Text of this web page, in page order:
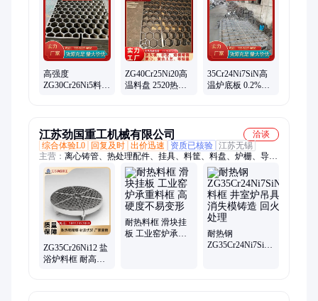
高强度
ZG30Cr26Ni5料框
ZG40Cr25Ni20高
温料盘 2520热处
35Cr24Ni7SiN高
温炉底板 0.2%氮
江苏劲国重工机械有限公司
洽谈
综合体验L0
回复及时 出价迅速 资质已核验 江苏无锡
主营： 离心铸管、热处理配件、挂具、料筐、料盘、炉栅、导向
板、炉底辊、窑口护板
ZG35Cr26Ni12 盐
浴炉料框 耐高温
耐热料框 滑块挂
板 工业窑炉承重
耐热钢
ZG35Cr24Ni7SiN